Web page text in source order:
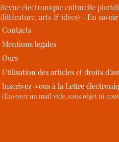
Revue électronique culturelle
(littérature, arts & idées) -En
Contacts
Mentions légales
Ours
Utilisation des articles et droits
Inscrivez-vous à la Lettre
(Envoyez un mail vide, sans objet ni